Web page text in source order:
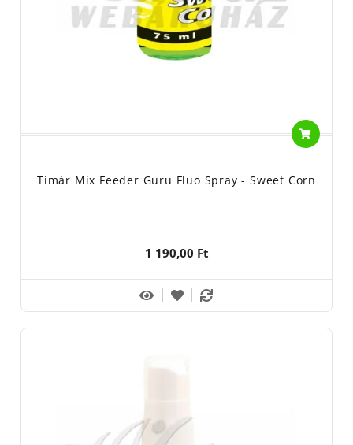
Timár Mix Feeder Guru Fluo Spray - Sweet Corn
1 190,00 Ft